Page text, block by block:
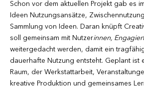
Schon vor dem aktuellen Projekt gab es
Ideen Nutzungsansätze,
Sammlung von Ideen. Daran knüpft
soll gemeinsam mit Nutzerinnen,
weitergedacht werden, damit ein
dauerhafte Nutzung entsteht. Geplant ist
Raum, der Werkstattarbeit,
kreative Produktion und gemeinsames